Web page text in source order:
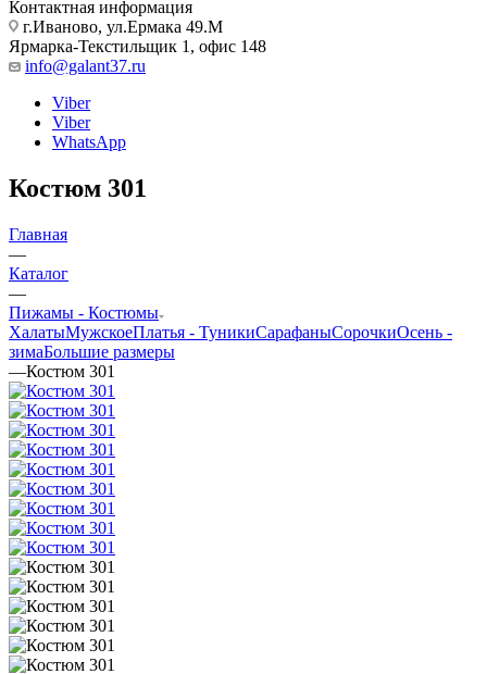
Контактная информация
г.Иваново, ул.Ермака 49.M
Ярмарка-Текстильщик 1, офис 148
info@galant37.ru
Viber
Viber
WhatsApp
Костюм 301
Главная
—
Каталог
—
Пижамы - Костюмы
ХалатыМужскоеПлатья - ТуникиСарафаныСорочкиOсень -
зимаБольшие размеры
—Костюм 301